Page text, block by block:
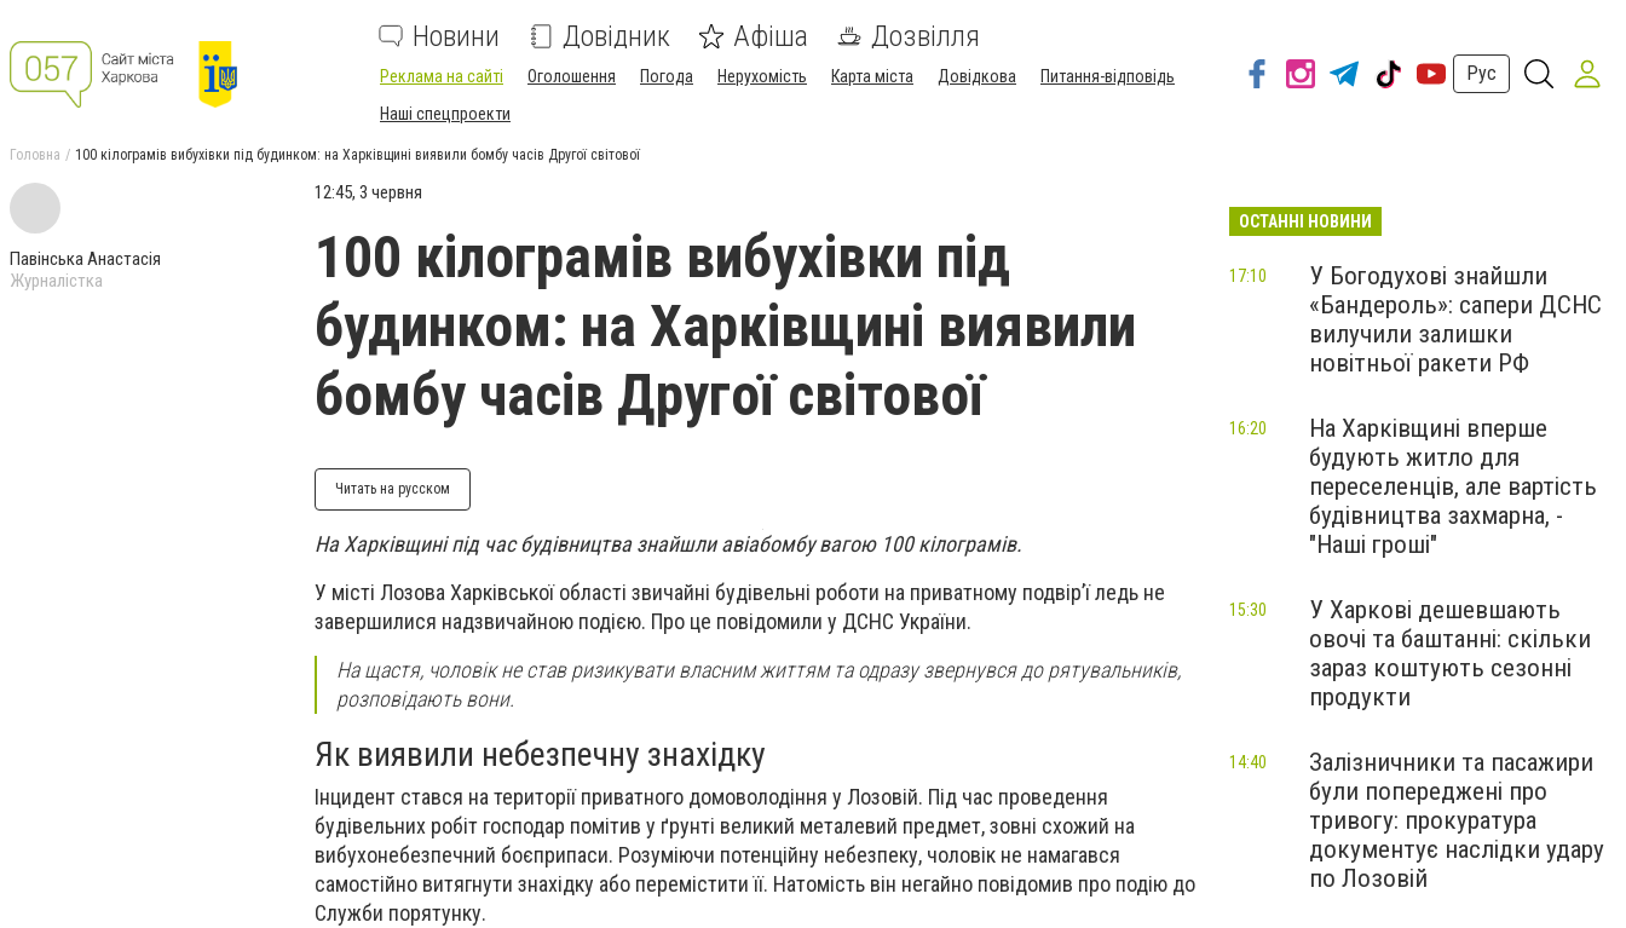
Новини Довідник Афіша Дозвілля
Реклама на сайті Оголошення Погода Нерухомість Карта міста Довідкова
Питання-відповідь
Наші спецпроекти
Рус
Головна 100 кілограмів вибухівки під будинком: на Харківщині виявили бомбу часів Другої світової
Павінська Анастасія
Журналістка
12:45, 3 червня
100 кілограмів вибухівки під
будинком: на Харківщині виявили
бомбу часів Другої світової
Читать на русском
На Харківщині під час будівництва знайшли авіабомбу вагою 100 кілограмів.
У місті Лозова Харківської області звичайні будівельні роботи на приватному подвір’ї ледь не
завершилися надзвичайною подією. Про це повідомили у ДСНС України.
На щастя, чоловік не став ризикувати власним життям та одразу звернувся до рятувальників,
розповідають вони.
Як виявили небезпечну знахідку
Інцидент стався на території приватного домоволодіння у Лозовій. Під час проведення
будівельних робіт господар помітив у ґрунті великий металевий предмет, зовні схожий на
вибухонебезпечний боєприпаси. Розуміючи потенційну небезпеку, чоловік не намагався
самостійно витягнути знахідку або перемістити її. Натомість він негайно повідомив про подію до
Служби порятунку.
ОСТАННІ НОВИНИ
У Богодухові знайшли
«Бандероль»: сапери ДСНС
вилучили залишки
новітньої ракети РФ
17:10
На Харківщині вперше
будують житло для
переселенців, але вартість
будівництва захмарна, -
"Наші гроші"
16:20
У Харкові дешевшають
овочі та баштанні: скільки
зараз коштують сезонні
продукти
15:30
Залізничники та пасажири
були попереджені про
тривогу: прокуратура
документує наслідки удару
по Лозовій
14:40